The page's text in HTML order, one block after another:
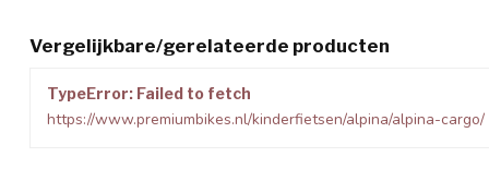
Remtype Terugtraprem + V-
Remsysteem
Vergelijkbare/gerelateerde producten
TypeError: Failed to fetch
https://www.premiumbikes.nl/kinderfietsen/alpina/alpina-cargo/